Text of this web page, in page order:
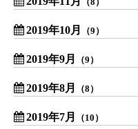
（8）
2019年10月 （9）
2019年9月 （9）
2019年8月 （8）
2019年7月 （10）